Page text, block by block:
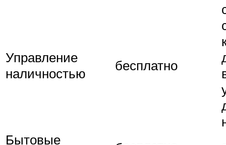
Управление
наличностью
бесплатно
Бытовые